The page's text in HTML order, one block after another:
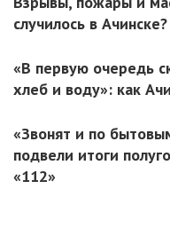
случилось в Ачинске?
«В первую очередь
хлеб и воду»: как
«Звонят и по
подвели итоги
«112»